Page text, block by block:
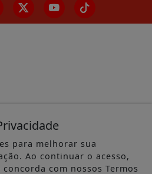
para melhorar sua
Ao continuar o acesso,
com nossos Termos